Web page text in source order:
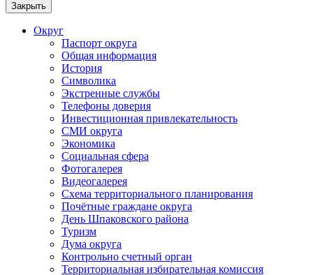
Закрыть
Округ
Паспорт округа
Общая информация
История
Символика
Экстренные службы
Телефоны доверия
Инвестиционная привлекательность
СМИ округа
Экономика
Социальная сфера
Фотогалерея
Видеогалерея
Схема территориального планирования
Почётные граждане округа
День Шпаковского района
Туризм
Дума округа
Контрольно счетный орган
Территориальная избирательная комиссия